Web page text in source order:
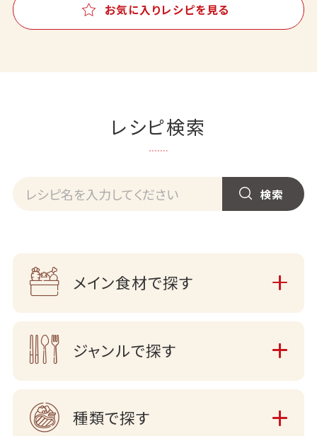
お気に入りレシピを見る
レシピ検索
メイン食材で探す
ジャンルで探す
種類で探す